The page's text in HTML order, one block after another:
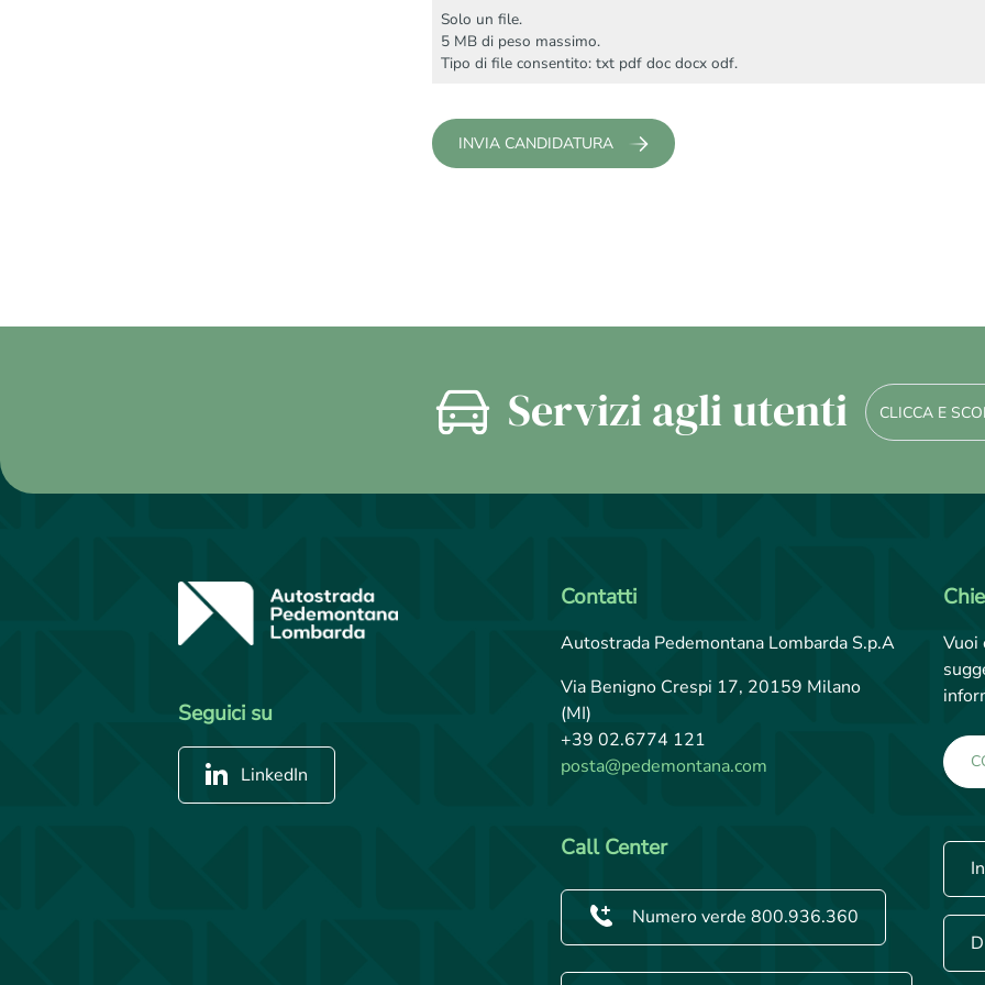
Solo un file.
5 MB di peso massimo.
Tipo di file consentito: txt pdf doc docx odf.
Servizi agli utenti CLICCA E
Seguici su
LinkedIn
Contatti
Autostrada Pedemontana Lombarda S.p.A
Via Benigno Crespi 17, 20159 Milano
(MI)
+39 02.6774 121
posta@pedemontana.com
Call Center
Numero verde 800.936.360
Vuoi